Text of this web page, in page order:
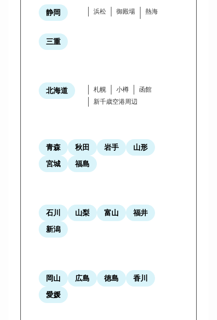
静岡 浜松 御殿場 熱海
三重
北海道 札幌 小樽
函館
新千歳空港周辺
青森 秋田 岩手
山形
宮城
福島
石川 山梨 富山
福井
新潟
岡山 広島 徳島
香川
愛媛